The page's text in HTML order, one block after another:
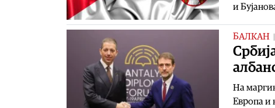
и
БАЛКАН |
На
Европа и